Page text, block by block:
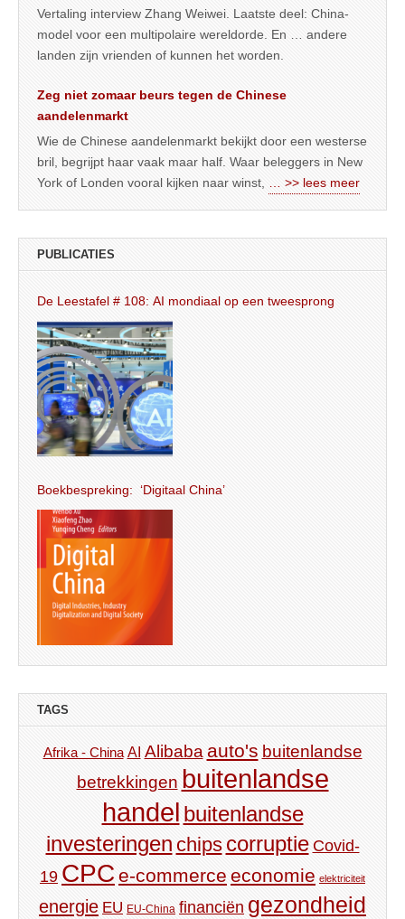
Vertaling interview Zhang Weiwei. Laatste deel: China-
model voor een multipolaire wereldorde. En … andere
landen zijn vrienden of kunnen het worden.
Zeg niet zomaar beurs tegen de Chinese
aandelenmarkt
Wie de Chinese aandelenmarkt bekijkt door een westerse
bril, begrijpt haar vaak maar half. Waar beleggers in New
York of Londen vooral kijken naar winst,
… >> lees meer
PUBLICATIES
De Leestafel # 108: AI mondiaal op een tweesprong
Boekbespreking: ‘Digitaal China’
TAGS
Afrika - China AI Alibaba auto's buitenlandse
betrekkingen buitenlandse
handel buitenlandse
investeringen chips corruptie Covid-
19 CPC e-commerce economie elektriciteit
energie EU EU-China financiën gezondheid